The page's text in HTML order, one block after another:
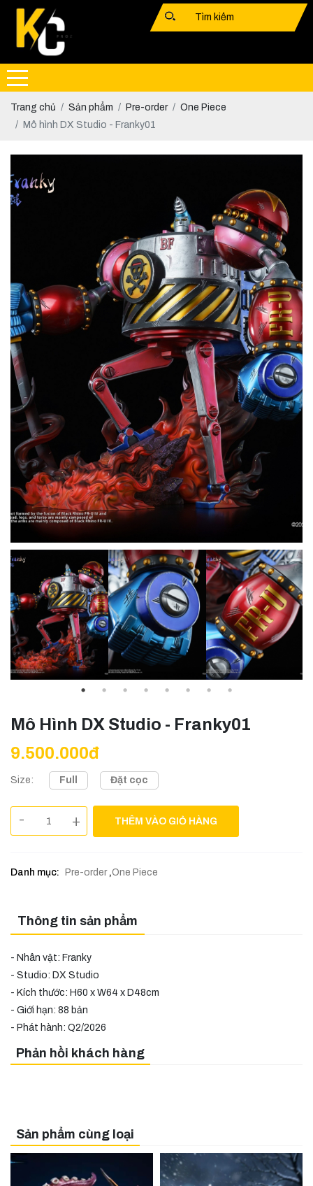
Trang chủ Sản phẩm Pre-order
One Piece
Mô hình DX Studio - Franky01
Mô Hình DX Studio - Franky01
9.500.000đ
Size: Full Đặt cọc
- + THÊM VÀO GIỎ HÀNG
Danh mục: Pre-order,One Piece
Thông tin sản phẩm
- Nhân vật: Franky
- Studio: DX Studio
- Kích thước: H60 x W64 x D48cm
- Giới hạn: 88 bản
- Phát hành: Q2/2026
Phản hồi khách hàng
Sản phẩm cùng loại